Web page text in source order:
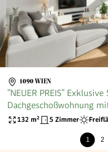
1090 WIEN
"NEUER PREIS"
Dachgeschoßwohnung
und Dachterrasse
132 m² 5 Zimmer
1 2